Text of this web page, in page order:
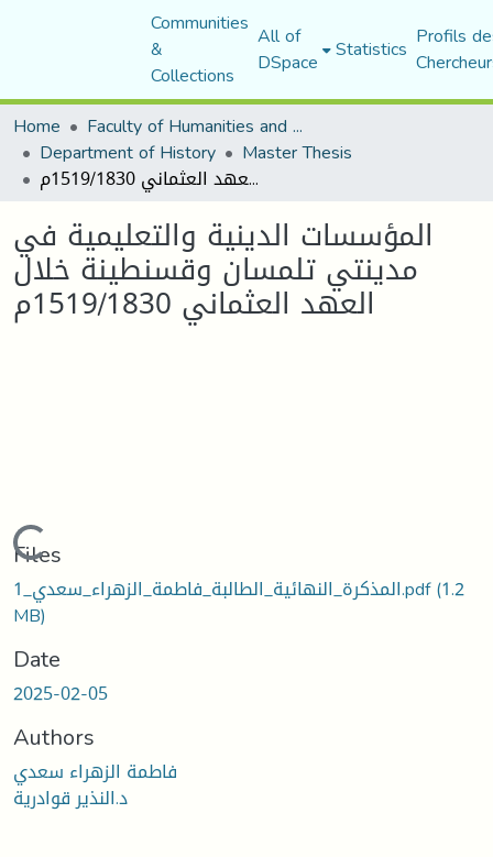
Communities
&
Collections
All of
DSpace Statistics Profils
Home
Faculty of Humanities and Social Sciences
Department of History Master Thesis
المؤسسات الدينية والتعليمية في مدينتي تلمسان وقسنطينة خلال العهد العثماني 1519/1830م
المؤسسات الدينية والتعليمية في
مدينتي تلمسان وقسنطينة خلال
العهد العثماني 1519/1830م
Files
المذكرة_النهائية_الطالبة_فاطمة_الزهراء_سعدي_1.pdf(1.2
MB)
Date
2025-02-05
Authors
فاطمة الزهراء سعدي
د.النذير قوادرية